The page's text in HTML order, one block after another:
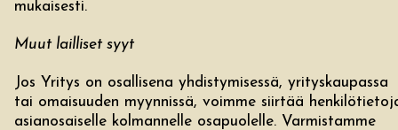
mukaisesti.
Muut lailliset syyt
Jos Yritys on osallisena yhdistymisessä, yrityskaupassa
tai omaisuuden myynnissä, voimme siirtää
asianosaiselle kolmannelle osapuolelle. Varmistamme